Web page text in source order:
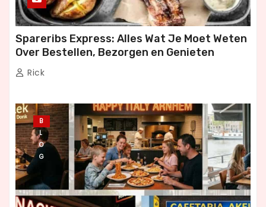
Spareribs Express: Alles Wat Je Moet Weten
Over Bestellen, Bezorgen en Genieten
Rick
B
L
O
G